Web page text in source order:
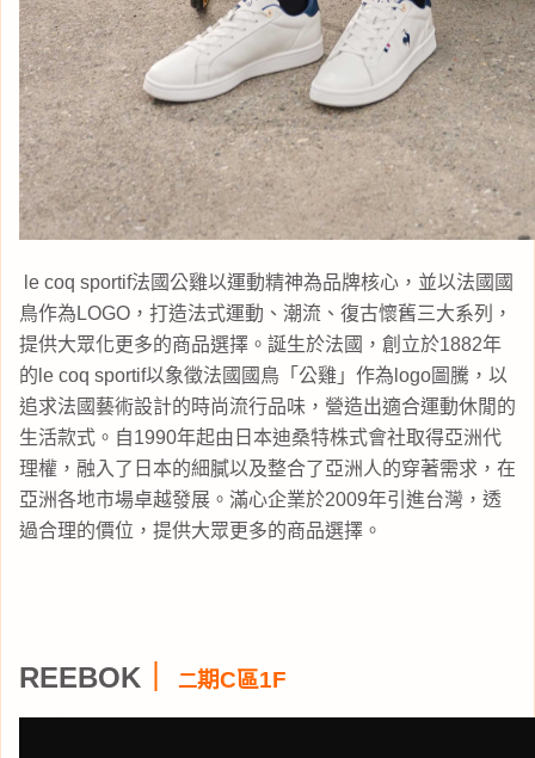
le coq sportif法國公雞以運動精神為品牌核心，並以法國國
鳥作為LOGO，打造法式運動、潮流、 復古懷舊三大系列，
提供大眾化更多的商品選擇。 誕生於法國，創立於1882年
的le coq sportif以象徵法國國鳥「公雞」作為logo圖騰，以
追求法 國藝術設計的時尚流行品味，營造出適合運動休閒的
生活款式。自1990年起由日本迪桑特株式會社取得亞洲代
理權，融入了日本的細膩以及整合了亞洲人的穿著需求，在
亞洲各地市場卓越發展。 滿心企業於2009年引進台灣，透
過合理的價位，提供大眾更多的商品選擇。
REEBOK 二期C區1F